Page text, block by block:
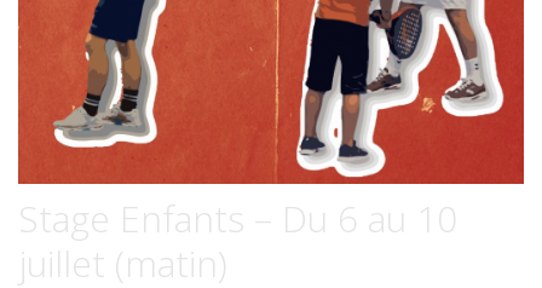
Stage Enfants – Du 6 au 10
juillet (matin)